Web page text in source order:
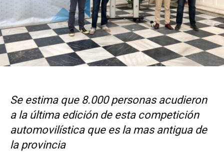
Se estima que 8.000 personas acudieron
a la última edición de esta competición
automovilística que es la mas antigua de
la provincia